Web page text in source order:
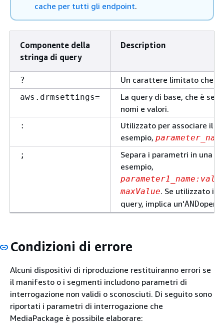
cache per tutti gli endpoint.
Componente della
stringa di query
Description
? Un carattere limitato che
aws.drmsettings=
La query di base, che è
nomi e valori.
:
Utilizzato per associare il
esempio,
;
Separa i parametri in una
esempio,
maxValue. Se utilizzato in
query, implica un'AND
Condizioni di errore
Alcuni dispositivi di riproduzione restituiranno errori se
il manifesto o i segmenti includono parametri di
interrogazione non validi o sconosciuti. Di seguito sono
riportati i parametri di interrogazione che
MediaPackage è possibile elaborare: